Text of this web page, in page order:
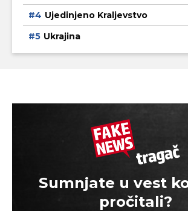
Ujedinjeno Kraljevstvo
Ukrajina
Sumnjate u vest
pročitali?